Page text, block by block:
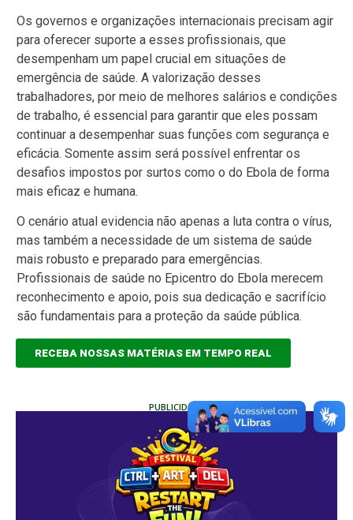
Os governos e organizações internacionais precisam agir
para oferecer suporte a esses profissionais, que
desempenham um papel crucial em situações de
emergência de saúde. A valorização desses
trabalhadores, por meio de melhores salários e condições
de trabalho, é essencial para garantir que eles possam
continuar a desempenhar suas funções com segurança e
eficácia. Somente assim será possível enfrentar os
desafios impostos por surtos como o do Ebola de forma
mais eficaz e humana.
O cenário atual evidencia não apenas a luta contra o vírus,
mas também a necessidade de um sistema de saúde
mais robusto e preparado para emergências.
Profissionais de saúde no Epicentro do Ebola merecem
reconhecimento e apoio, pois sua dedicação e sacrifício
são fundamentais para a proteção da saúde pública.
RECEBA NOSSAS MATÉRIAS EM TEMPO REAL
PUBLICIDADE